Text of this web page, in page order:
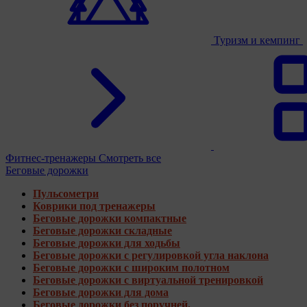
Туризм и кемпинг
Фитнес-тренажеры Смотреть все
Беговые дорожки
Пульсометри
Коврики под тренажеры
Беговые дорожки компактные
Беговые дорожки складные
Беговые дорожки для ходьбы
Беговые дорожки с регулировкой угла наклона
Беговые дорожки с широким полотном
Беговые дорожки с виртуальной тренировкой
Беговые дорожки для дома
Беговые дорожки без поручней.